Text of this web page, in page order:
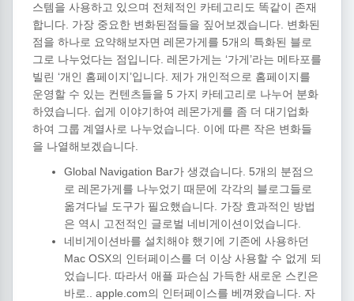
스템을 사용하고 있으며 전체적인 카테고리도 똑같이 존재
합니다. 가장 중요한 변화된점들을 짚어보겠습니다. 변화된
점을 하나로 요약해보자면 레몬가게를 5개의 특화된 블로
그로 나누었다는 점입니다. 레몬가게는 ‘가게’라는 메타포를
빌린 ‘개인 홈페이지’입니다. 제가 개인적으로 홈페이지를
운영할 수 있는 컨텐츠들을 5 가지 카테고리로 나누어 분화
하였습니다. 쉽게 이야기하여 레몬가게를 좀 더 대기업화
하여 그룹 계열사로 나누었습니다. 이에 따른 작은 변화들
을 나열해보겠습니다.
Global Navigation Bar가 생겼습니다. 5개의 분점으
로 레몬가게를 나누었기 때문에 각각의 블로그들로
옮겨다닐 도구가 필요했습니다. 가장 효과적인 방법
은 역시 고전적인 글로벌 네비게이션이었습니다.
네비게이션바를 설치해야 했기에 기존에 사용하던
Mac OSX의 인터페이스를 더 이상 사용할 수 없게 되
었습니다. 따라서 애플 파슨심 가득한 새로운 스킨은
바로.. apple.com의 인터페이스를 베껴왔습니다. 자